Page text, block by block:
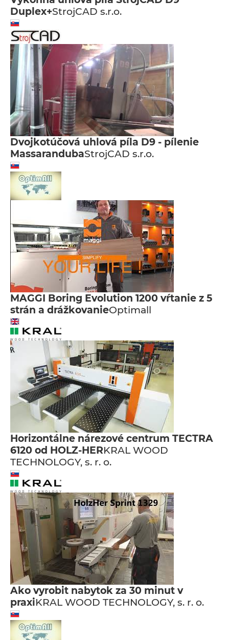
Duplex+StrojCAD s.r.o.
Dvojkotúčová uhlová píla D9 - pílenie
MassarandubaStrojCAD s.r.o.
MAGGI Boring Evolution 1200 vŕtanie z 5
strán a drážkovanieOptimall
Horizontálne nárezové centrum TECTRA
6120 od HOLZ-HERKRAL WOOD
TECHNOLOGY, s. r. o.
Ako vyrobit nabytok za 30 minut v
praxiKRAL WOOD TECHNOLOGY, s. r. o.